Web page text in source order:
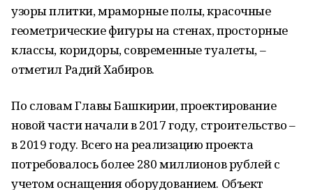
узоры плитки, мраморные полы, красочные
геометрические фигуры на стенах, просторные
классы, коридоры, современные туалеты, –
отметил Радий Хабиров.
По словам Главы Башкирии, проектирование
новой части начали в 2017 году, строительство –
в 2019 году. Всего на реализацию проекта
потребовалось более 280 миллионов рублей с
учетом оснащения оборудованием. Объект